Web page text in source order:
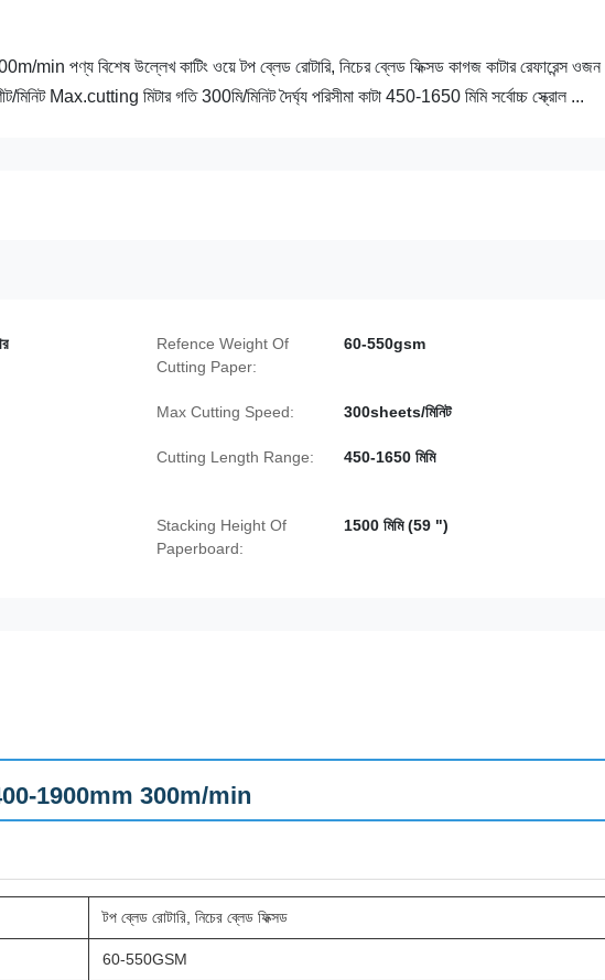
min পণ্য বিশেষ উল্লেখ কাটিং ওয়ে টপ ব্লেড রোটারি, নিচের ব্লেড ফিক্সড কাগজ কাটার রেফারেন্স
মিনিট Max.cutting মিটার গতি 300মি/মিনিট দৈর্ঘ্য পরিসীমা কাটা 450-1650 মিমি সর্বোচ্চ স্ক্রোল ...
Refence Weight Of
Cutting Paper:
60-550gsm
Max Cutting Speed: 300sheets/মিনিট
Cutting Length Range: 450-1650 মিমি
Stacking Height Of
Paperboard:
1500 মিমি (59 ")
1400-1900mm 300m/min
টপ ব্লেড রোটারি, নিচের ব্লেড ফিক্সড
60-550GSM